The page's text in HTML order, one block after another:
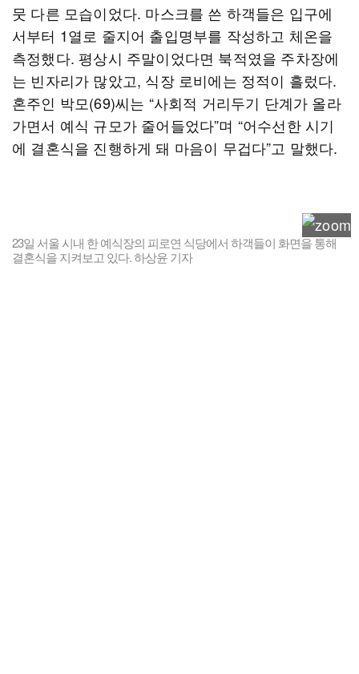
뭇 다른 모습이었다. 마스크를 쓴 하객들은 입구에
서부터 1열로 줄지어 출입명부를 작성하고 체온을
측정했다. 평상시 주말이었다면 북적였을 주차장에
는 빈자리가 많았고, 식장 로비에는 정적이 흘렀다.
혼주인 박모(69)씨는 “사회적 거리두기 단계가 올라
가면서 예식 규모가 줄어들었다”며 “어수선한 시기
에 결혼식을 진행하게 돼 마음이 무겁다”고 말했다.
23일 서울 시내 한 예식장의 피로연 식당에서 하객들이 화면을 통해
결혼식을 지켜보고 있다. 하상윤 기자